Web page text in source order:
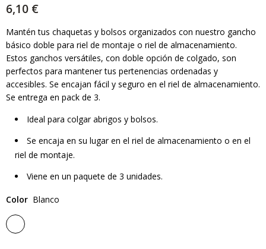
6,10 €
Mantén tus chaquetas y bolsos organizados con nuestro gancho
básico doble para riel de montaje o riel de almacenamiento.
Estos ganchos versátiles, con doble opción de colgado, son
perfectos para mantener tus pertenencias ordenadas y
accesibles. Se encajan fácil y seguro en el riel de almacenamiento.
Se entrega en pack de 3.
Ideal para colgar abrigos y bolsos.
Se encaja en su lugar en el riel de almacenamiento o en el
riel de montaje.
Viene en un paquete de 3 unidades.
Color Blanco